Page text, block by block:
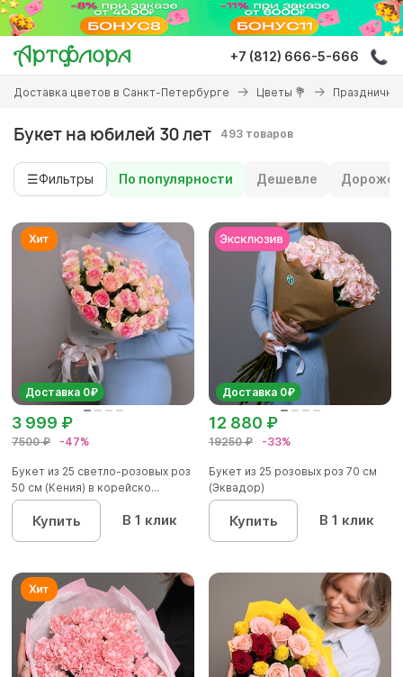
Перейти
основному
содержанию
+7 (812) 666-5-666
Вы
здесь
Доставка цветов в Санкт-Петербурге Цветы 💐
Букет на юбилей 30 лет 493 товаров
☰Фильтры По популярности Дешевле Дороже
Доставка 0₽
7500 ₽ -47%
3 999 ₽
Букет из 25 светло-розовых роз
50 см (Кения) в корейско...
Купить В 1 клик
Доставка 0₽
19250 ₽ -33%
12 880 ₽
Букет из 25 розовых роз 70 см
(Эквадор)
Купить В 1 клик